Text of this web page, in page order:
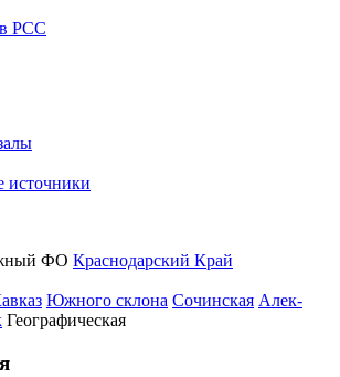
РСС
источники
ФО Краснодарский Край
Южного склона Сочинская Алек-
Географическая